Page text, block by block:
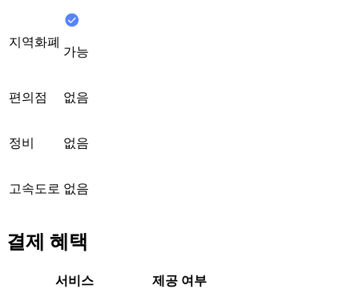
지역화폐
가능
편의점 없음
정비 없음
고속도로 없음
결제 혜택
서비스 제공 여부